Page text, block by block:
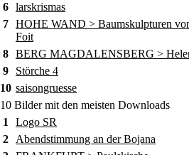
6 larskrismas
7 HOHE WAND > Baumskulpturen
Foit
8 BERG MAGDALENSBERG >
9
Störche 4
10 saisongruesse
10 Bilder mit den meisten Downloads
1
Logo SR
2
Abendstimmung an der Bojana